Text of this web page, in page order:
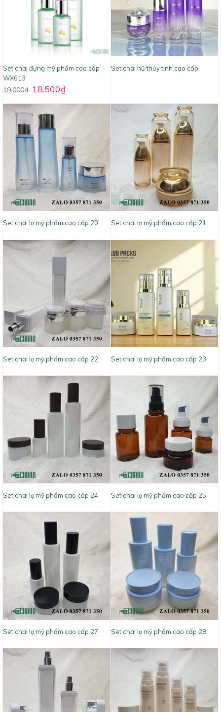
Set chai đựng mỹ phẩm cao cấp
WX613
19.000₫ 18.500₫
Set chai hũ thủy tinh cao cấp
Set chai lọ mỹ phẩm cao cấp 20 Set chai lọ mỹ phẩm cao cấp 21
Set chai lọ mỹ phẩm cao cấp 22 Set chai lọ mỹ phẩm cao cấp 23
Set chai lọ mỹ phẩm cao cấp 24 Set chai lọ mỹ phẩm cao cấp 25
Set chai lọ mỹ phẩm cao cấp 27 Set chai lọ mỹ phẩm cao cấp 28